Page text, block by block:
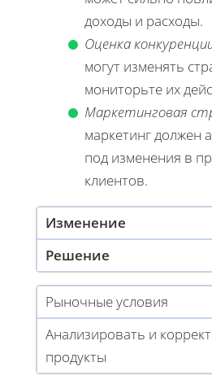
доходы и расходы.
Оценка
могут изменять
мониторьте их
Маркетинговая
маркетинг должен
под изменения в
клиентов.
Изменение
Решение
Рыночные условия
Анализировать и
продукты